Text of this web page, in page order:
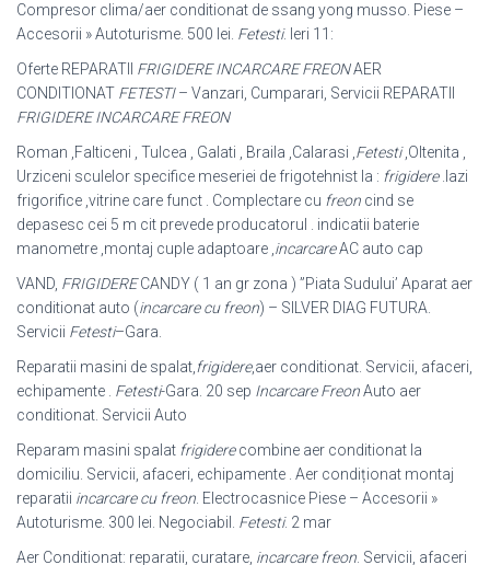
Compresor clima/aer conditionat de ssang yong musso. Piese –
Accesorii » Autoturisme. 500 lei. Fetesti. Ieri 11:
Oferte REPARATII FRIGIDERE INCARCARE FREONAER
CONDITIONAT FETESTI– Vanzari, Cumparari, Servicii REPARATII
FRIGIDERE INCARCARE FREON
Roman ,Falticeni , Tulcea , Galati , Braila ,Calarasi , Fetesti,Oltenita ,
Urziceni sculelor specifice meseriei de frigotehnist la : frigidere.lazi
frigorifice ,vitrine care funct . Complectare cu freon cind se
depasesc cei 5 m cit prevede producatorul . indicatii baterie
manometre ,montaj cuple adaptoare , incarcareAC auto cap
VAND, FRIGIDERECANDY ( 1 an gr zona ) ”Piata Sudului’ Aparat aer
conditionat auto (incarcare cu freon) – SILVER DIAG FUTURA.
Servicii Fetesti–Gara.
Reparatii masini de spalat, frigidere,aer conditionat. Servicii, afaceri,
echipamente . Fetesti-Gara. 20 sep Incarcare FreonAuto aer
conditionat. Servicii Auto
Reparam masini spalat frigiderecombine aer conditionat la
domiciliu. Servicii, afaceri, echipamente . Aer condiționat montaj
reparatii incarcare cu freon . Electrocasnice Piese – Accesorii »
Autoturisme. 300 lei. Negociabil. Fetesti. 2 mar
Aer Conditionat: reparatii, curatare, incarcare freon . Servicii, afaceri